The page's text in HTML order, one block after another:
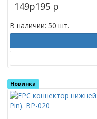
149p195 p
В наличии: 50 шт.
Новинка